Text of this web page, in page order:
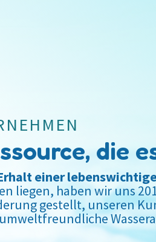
die
einer
liegen, haben wir uns
gestellt, unseren